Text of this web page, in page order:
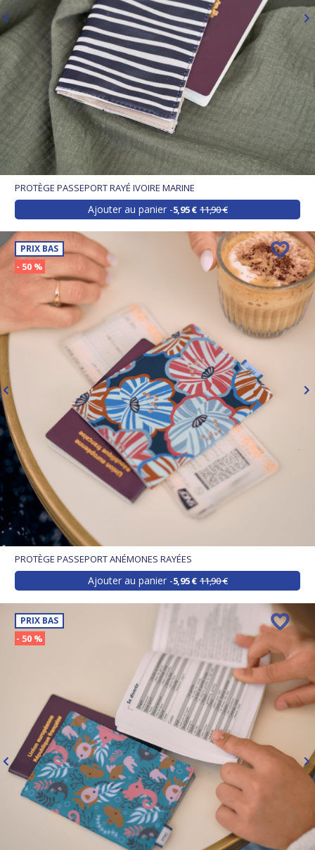
PROTÈGE PASSEPORT RAYÉ IVOIRE MARINE
Ajouter au panier 5,95 € 11,90 €
PRIX BAS
- 50 %
PROTÈGE PASSEPORT ANÉMONES RAYÉES
Ajouter au panier 5,95 € 11,90 €
PRIX BAS
- 50 %